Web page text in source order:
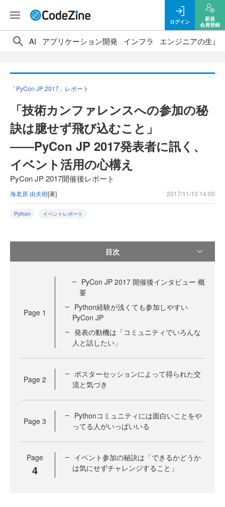
ログイン
新規
会員登録
AI アプリケーション開発 インフラ エンジニアの生き
「PyCon JP 2017」レポート
「技術カンファレンスへの参加の秘
訣は臆せず飛び込むこと」
――PyCon JP 2017発表者に訊く、
イベント活用の心構え
PyCon JP 2017開催後レポート
海老原 由夫樹[著] 2017/11/10 14:00
Python イベントレポート
目次
Page 1
PyCon JP 2017 開催後インタビュー 概
要
Python経験が浅くても参加しやすい
PyCon JP
発表の動機は「コミュニティでいろんな
人と話したい」
Page 2
ポスターセッションによって得られた交
流と気づき
Page 3
Pythonコミュニティには面白いことをや
ってる人がいっぱいいる
Page
4
イベント参加の秘訣は「できるかどうか
は気にせずチャレンジすること」